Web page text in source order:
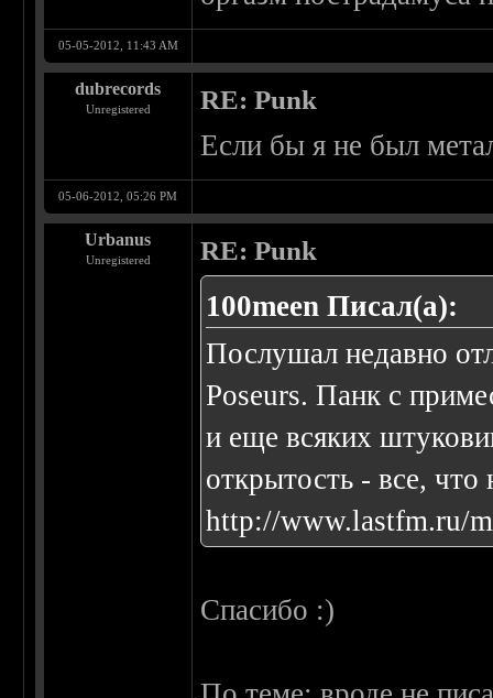
05-05-2012, 11:43 AM
dubrecords
Unregistered RE: Punk
Если бы я не был
05-06-2012, 05:26 PM
Urbanus
Unregistered RE: Punk
100meen Писал(а):
Послушал недавно
Poseurs. Панк с
и еще всяких
открытость - все,
http://www.lastfm.ru/
Спасибо :)